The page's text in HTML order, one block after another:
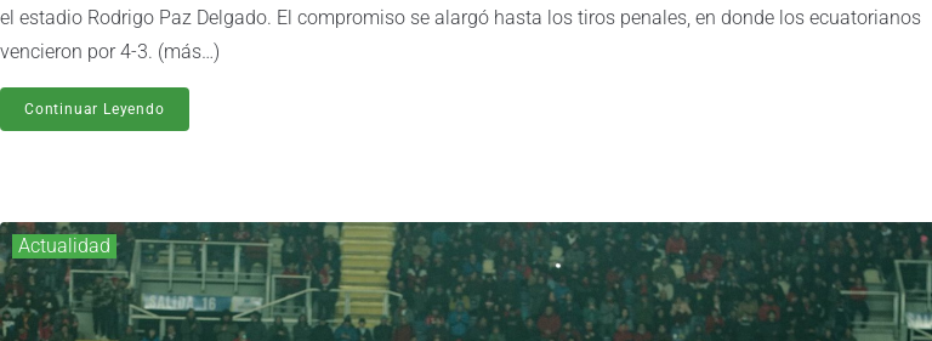
el estadio Rodrigo Paz Delgado. El compromiso se alargó hasta los tiros penales, en donde los ecuatorianos
vencieron por 4-3. (más…)
Continuar Leyendo
Actualidad